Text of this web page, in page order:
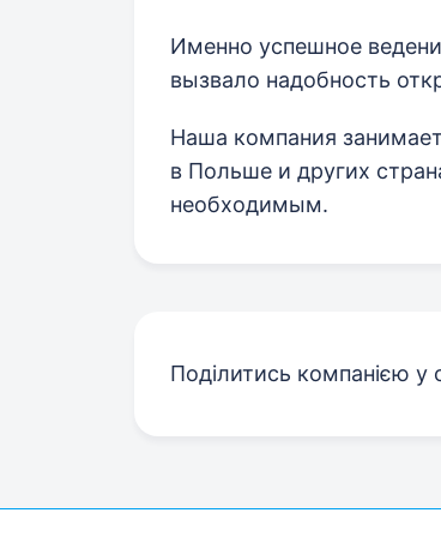
Именно успешное
вызвало надобность
Наша компания
в Польше и других
необходимым.
Поділитись компанією у